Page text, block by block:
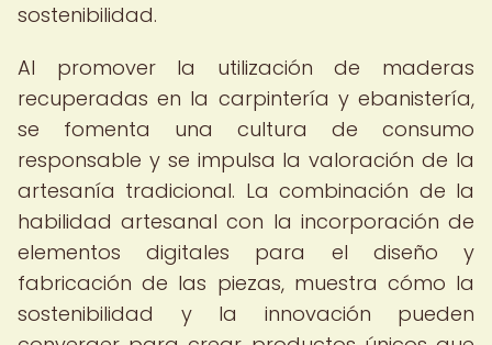
sostenibilidad.
Al promover la utilización de maderas
recuperadas en la carpintería y ebanistería,
se fomenta una cultura de consumo
responsable y se impulsa la valoración de la
artesanía tradicional. La combinación de la
habilidad artesanal con la incorporación de
elementos digitales para el diseño y
fabricación de las piezas, muestra cómo la
sostenibilidad y la innovación pueden